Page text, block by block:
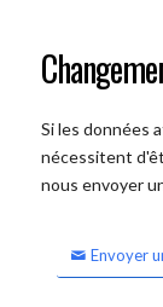
Si les données
nécessitent
nous envoyer
Envoyer